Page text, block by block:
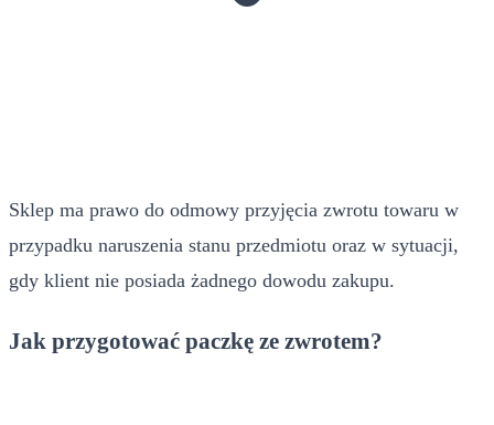
Sklep ma prawo do odmowy przyjęcia zwrotu towaru w
przypadku naruszenia stanu przedmiotu oraz w sytuacji,
gdy klient nie posiada żadnego dowodu zakupu.
Jak przygotować paczkę ze zwrotem?